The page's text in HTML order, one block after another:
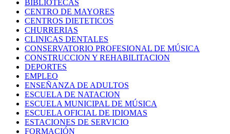
BIBLIOTECAS
CENTRO DE MAYORES
CENTROS DIETETICOS
CHURRERIAS
CLINICAS DENTALES
CONSERVATORIO PROFESIONAL DE MÚSICA
CONSTRUCCION Y REHABILITACION
DEPORTES
EMPLEO
ENSEÑANZA DE ADULTOS
ESCUELA DE NATACION
ESCUELA MUNICIPAL DE MÚSICA
ESCUELA OFICIAL DE IDIOMAS
ESTACIONES DE SERVICIO
FORMACIÓN